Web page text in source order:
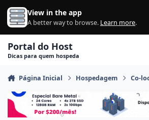
Ir para conteúdo
View in the app
A better way to browse. Learn more.
Portal do Host
Dicas para quem hospeda
Página Inicial Hospedagem Co-